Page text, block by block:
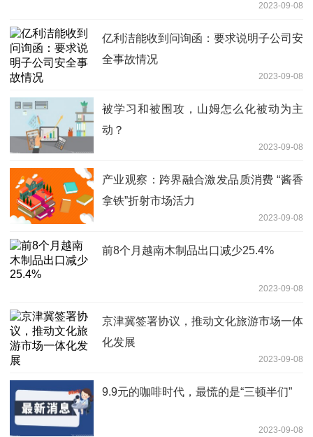
2023-09-08
亿利洁能收到问询函：要求说明子公司安
全事故情况
2023-09-08
被学习和被围攻，山姆怎么化被动为主
动？
2023-09-08
产业观察：跨界融合激发品质消费 “酱香
拿铁”折射市场活力
2023-09-08
前8个月越南木制品出口减少25.4%
2023-09-08
京津冀签署协议，推动文化旅游市场一体
化发展
2023-09-08
9.9元的咖啡时代，最慌的是“三顿半们”
2023-09-08